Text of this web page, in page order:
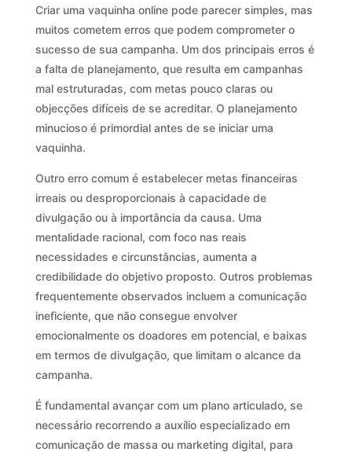
Criar uma vaquinha online pode parecer simples, mas
muitos cometem erros que podem comprometer o
sucesso de sua campanha. Um dos principais erros é
a falta de planejamento, que resulta em campanhas
mal estruturadas, com metas pouco claras ou
objecções difíceis de se acreditar. O planejamento
minucioso é primordial antes de se iniciar uma
vaquinha.
Outro erro comum é estabelecer metas financeiras
irreais ou desproporcionais à capacidade de
divulgação ou à importância da causa. Uma
mentalidade racional, com foco nas reais
necessidades e circunstâncias, aumenta a
credibilidade do objetivo proposto. Outros problemas
frequentemente observados incluem a comunicação
ineficiente, que não consegue envolver
emocionalmente os doadores em potencial, e baixas
em termos de divulgação, que limitam o alcance da
campanha.
É fundamental avançar com um plano articulado, se
necessário recorrendo a auxílio especializado em
comunicação de massa ou marketing digital, para